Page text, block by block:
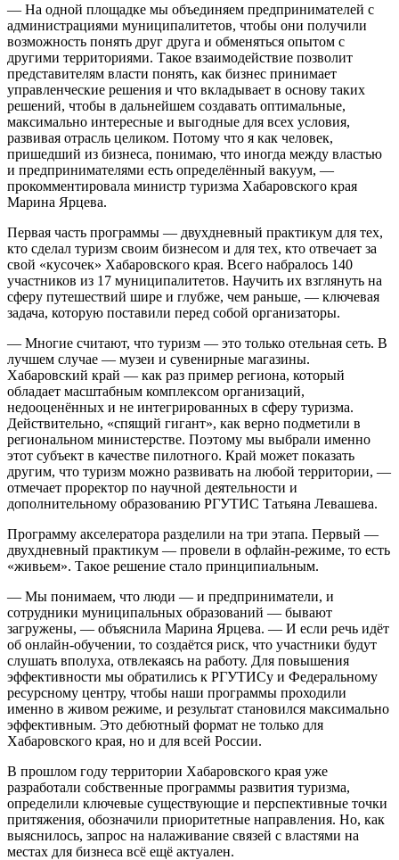
— На одной площадке мы объединяем предпринимателей с
администрациями муниципалитетов, чтобы они получили
возможность понять друг друга и обменяться опытом с
другими территориями. Такое взаимодействие позволит
представителям власти понять, как бизнес принимает
управленческие решения и что вкладывает в основу таких
решений, чтобы в дальнейшем создавать оптимальные,
максимально интересные и выгодные для всех условия,
развивая отрасль целиком. Потому что я как человек,
пришедший из бизнеса, понимаю, что иногда между властью
и предпринимателями есть определённый вакуум, —
прокомментировала министр туризма Хабаровского края
Марина Ярцева.
Первая часть программы — двухдневный практикум для тех,
кто сделал туризм своим бизнесом и для тех, кто отвечает за
свой «кусочек» Хабаровского края. Всего набралось 140
участников из 17 муниципалитетов. Научить их взглянуть на
сферу путешествий шире и глубже, чем раньше, — ключевая
задача, которую поставили перед собой организаторы.
— Многие считают, что туризм — это только отельная сеть. В
лучшем случае — музеи и сувенирные магазины.
Хабаровский край — как раз пример региона, который
обладает масштабным комплексом организаций,
недооценённых и не интегрированных в сферу туризма.
Действительно, «спящий гигант», как верно подметили в
региональном министерстве. Поэтому мы выбрали именно
этот субъект в качестве пилотного. Край может показать
другим, что туризм можно развивать на любой территории, —
отмечает проректор по научной деятельности и
дополнительному образованию РГУТИС Татьяна Левашева.
Программу акселератора разделили на три этапа. Первый —
двухдневный практикум — провели в офлайн-режиме, то есть
«живьем». Такое решение стало принципиальным.
— Мы понимаем, что люди — и предприниматели, и
сотрудники муниципальных образований — бывают
загружены, — объяснила Марина Ярцева. — И если речь идёт
об онлайн-обучении, то создаётся риск, что участники будут
слушать вполуха, отвлекаясь на работу. Для повышения
эффективности мы обратились к РГУТИСу и Федеральному
ресурсному центру, чтобы наши программы проходили
именно в живом режиме, и результат становился максимально
эффективным. Это дебютный формат не только для
Хабаровского края, но и для всей России.
В прошлом году территории Хабаровского края уже
разработали собственные программы развития туризма,
определили ключевые существующие и перспективные точки
притяжения, обозначили приоритетные направления. Но, как
выяснилось, запрос на налаживание связей с властями на
местах для бизнеса всё ещё актуален.